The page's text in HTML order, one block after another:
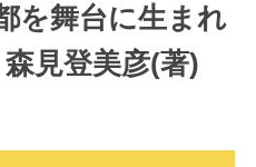
を舞台に生まれ
見登美彦(著)